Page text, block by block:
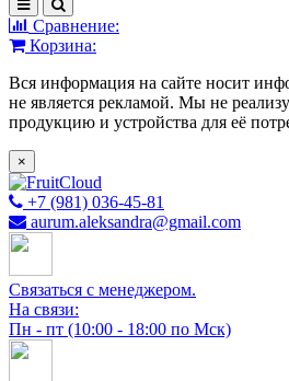
Сравнение:
Корзина:
Вся информация на сайте носит
не является рекламой. Мы не
продукцию и устройства для её
×
+7 (981) 036-45-81
aurum.aleksandra@gmail.com
Связаться с менеджером.
На связи:
Пн - пт (10:00 - 18:00 по Мск)